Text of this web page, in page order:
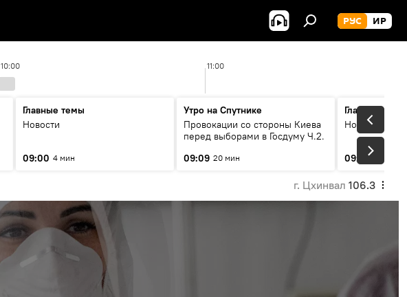
РУС ИР
10:00 11:00
Главные темы
Новости
09:00 4 мин
Утро на Спутнике
Провокации со стороны Киева
перед выборами в Госдуму Ч.2.
09:09 20 мин
Главные темы
Новости
09:30
г. Цхинвал 106.3